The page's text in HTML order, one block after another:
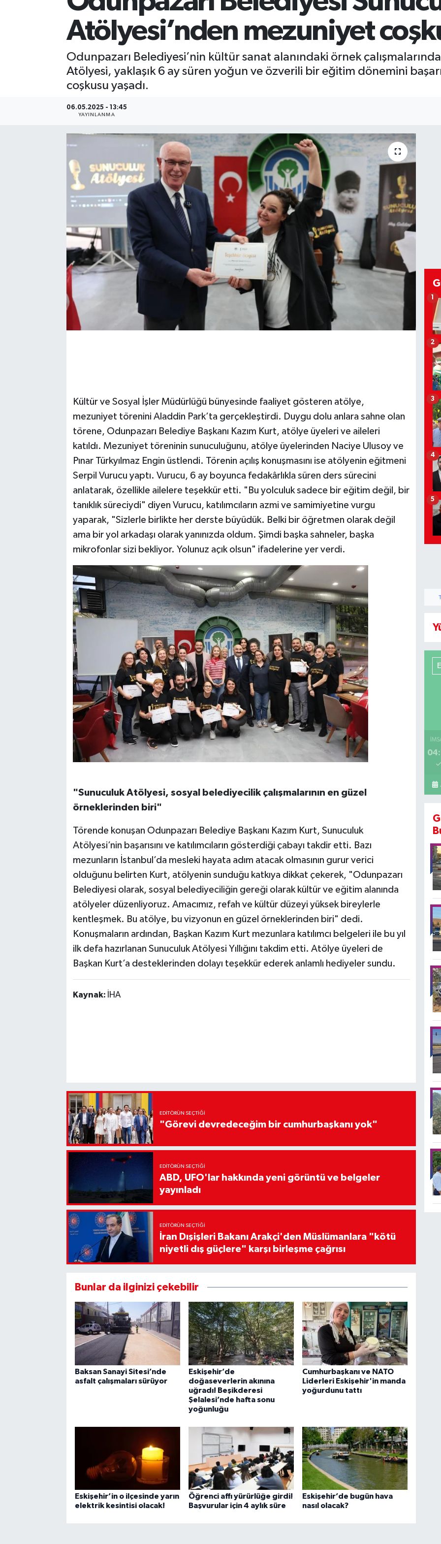
Atölyesi’nden mezuniyet
Odunpazarı Belediyesi’nin kültür sanat alanındaki örnek
Atölyesi, yaklaşık 6 ay süren yoğun ve özverili bir eğitim dönemini
coşkusu yaşadı.
06.05.2025 - 13:45
YAYINLANMA
Kültür ve Sosyal İşler Müdürlüğü bünyesinde faaliyet gösteren atölye,
mezuniyet törenini Aladdin Park’ta gerçekleştirdi. Duygu dolu anlara sahne olan
törene, Odunpazarı Belediye Başkanı Kazım Kurt, atölye üyeleri ve aileleri
katıldı. Mezuniyet töreninin sunuculuğunu, atölye üyelerinden Naciye Ulusoy ve
Pınar Türkyılmaz Engin üstlendi. Törenin açılış konuşmasını ise atölyenin eğitmeni
Serpil Vurucu yaptı. Vurucu, 6 ay boyunca fedakârlıkla süren ders sürecini
anlatarak, özellikle ailelere teşekkür etti. "Bu yolculuk sadece bir eğitim değil, bir
tanıklık süreciydi" diyen Vurucu, katılımcıların azmi ve samimiyetine vurgu
yaparak, "Sizlerle birlikte her derste büyüdük. Belki bir öğretmen olarak değil
ama bir yol arkadaşı olarak yanınızda oldum. Şimdi başka sahneler, başka
mikrofonlar sizi bekliyor. Yolunuz açık olsun" ifadelerine yer verdi.
"Sunuculuk Atölyesi, sosyal belediyecilik çalışmalarının en güzel
örneklerinden biri"
Törende konuşan Odunpazarı Belediye Başkanı Kazım Kurt, Sunuculuk
Atölyesi’nin başarısını ve katılımcıların gösterdiği çabayı takdir etti. Bazı
mezunların İstanbul’da mesleki hayata adım atacak olmasının gurur verici
olduğunu belirten Kurt, atölyenin sunduğu katkıya dikkat çekerek, "Odunpazarı
Belediyesi olarak, sosyal belediyeciliğin gereği olarak kültür ve eğitim alanında
atölyeler düzenliyoruz. Amacımız, refah ve kültür düzeyi yüksek bireylerle
kentleşmek. Bu atölye, bu vizyonun en güzel örneklerinden biri" dedi.
Konuşmaların ardından, Başkan Kazım Kurt mezunlara katılımcı belgeleri ile bu yıl
ilk defa hazırlanan Sunuculuk Atölyesi Yıllığını takdim etti. Atölye üyeleri de
Başkan Kurt’a desteklerinden dolayı teşekkür ederek anlamlı hediyeler sundu.
Kaynak: İHA
EDITÖRÜN SEÇTIĞI
"Görevi devredeceğim bir cumhurbaşkanı yok"
EDITÖRÜN SEÇTIĞI
ABD, UFO'lar hakkında yeni görüntü ve belgeler
yayınladı
EDITÖRÜN SEÇTIĞI
İran Dışişleri Bakanı Arakçi'den Müslümanlara "kötü
niyetli dış güçlere" karşı birleşme çağrısı
Bunlar da ilginizi çekebilir
Baksan Sanayi Sitesi’nde
asfalt çalışmaları sürüyor
Eskişehir’de
doğaseverlerin akınına
uğradı! Beşikderesi
Şelalesi’nde hafta sonu
yoğunluğu
Cumhurbaşkanı ve NATO
Liderleri Eskişehir'in manda
yoğurdunu tattı
Eskişehir’in o ilçesinde yarın
elektrik kesintisi olacak!
Öğrenci affı yürürlüğe girdi!
Başvurular için 4 aylık süre
Eskişehir’de bugün hava
nasıl olacak?
2
3
4
5